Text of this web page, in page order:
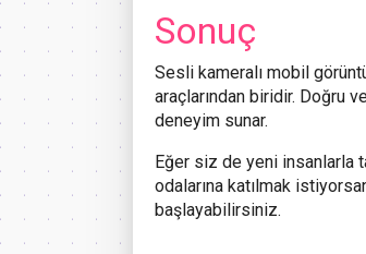
Sonuç
Sesli kameralı mobil
araçlarından biridir. Doğru
deneyim sunar.
Eğer siz de yeni insanlarla
odalarına katılmak
başlayabilirsiniz.